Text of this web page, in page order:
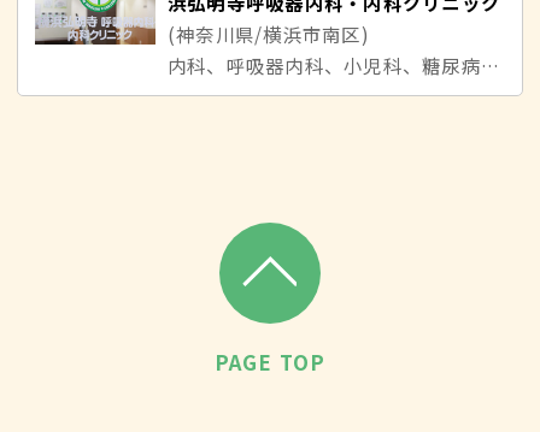
(神奈川県/横浜市南区)
内科、呼吸器内科、小児科、糖尿病内科、循環器内科、消化器内科、リウマチ科
PAGE TOP